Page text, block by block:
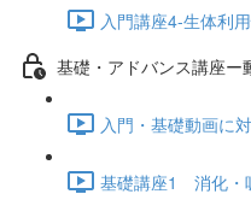
入門講座4-生体利
基礎・アドバンス講座ー
入門・基礎動画に
基礎講座1 消化